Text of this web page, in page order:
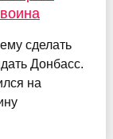
сделать
Донбасс.
на